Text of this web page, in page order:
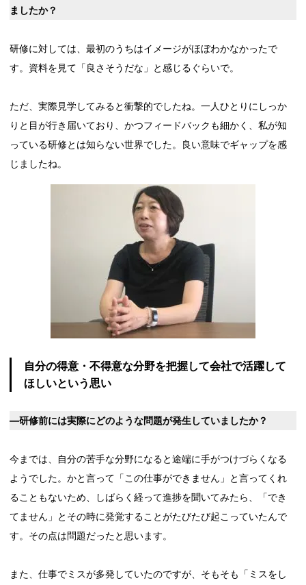
ましたか？
研修に対しては、最初のうちはイメージがほぼわかなかったで
す。資料を見て「良さそうだな」と感じるぐらいで。
ただ、実際見学してみると衝撃的でしたね。一人ひとりにしっか
りと目が行き届いており、かつフィードバックも細かく、私が知
っている研修とは知らない世界でした。良い意味でギャップを感
じましたね。
自分の得意・不得意な分野を把握して会社で活躍して
ほしいという思い
―研修前には実際にどのような問題が発生していましたか？
今までは、自分の苦手な分野になると途端に手がつけづらくなる
ようでした。かと言って「この仕事ができません」と言ってくれ
ることもないため、しばらく経って進捗を聞いてみたら、「でき
てません」とその時に発覚することがたびたび起こっていたんで
す。その点は問題だったと思います。
また、仕事でミスが多発していたのですが、そもそも「ミスをし